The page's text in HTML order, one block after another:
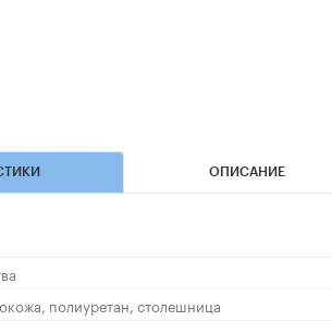
ОПИСАНИЕ
полиуретан, столешница